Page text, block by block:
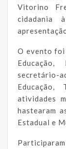
Vitorino
cidadania
O evento foi
secretário-
atividades
hastearam
Estadual e